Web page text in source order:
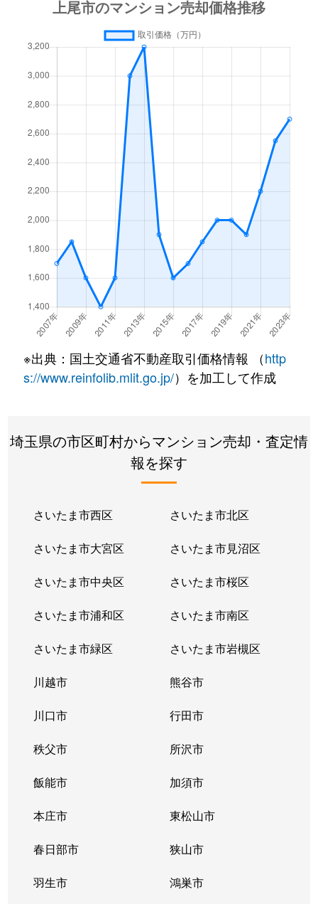
2,700万円 上尾
7,000万円
宮本町
4,400万円
※出典：国土交通省不動産取引価格情報 （http
s://www.reinfolib.mlit.go.jp/）を加工して作成
埼玉県の市区町村からマンション売却・査定情
報を探す
さいたま市西区 さいたま市北区
さいたま市大宮区 さいたま市見沼区
さいたま市中央区 さいたま市桜区
さいたま市浦和区 さいたま市南区
さいたま市緑区 さいたま市岩槻区
川越市 熊谷市
川口市 行田市
秩父市 所沢市
飯能市 加須市
本庄市 東松山市
春日部市 狭山市
羽生市 鴻巣市